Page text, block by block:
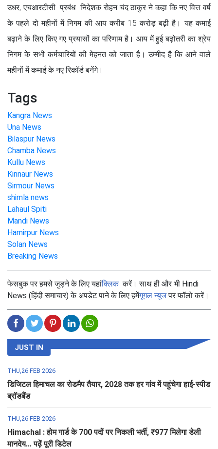
उधर, एचआरटीसी प्रबंध निदेशक रोहन चंद ठाकुर ने कहा कि नए वित्त वर्ष
के पहले दो महीनों में निगम की आय करीब 15 करोड़ बढ़ी है। यह कमाई
बढ़ाने के लिए किए गए प्रयासों का परिणाम है। आय में हुई बढ़ोतरी का श्रेय
निगम के सभी कर्मचारियों की मेहनत को जाता है। उम्मीद है कि आने वाले
महीनों में कमाई के नए रिकॉर्ड बनेंगे।
Tags
Kangra News
Una News
Bilaspur News
Chamba News
Kullu News
Kinnaur News
Sirmour News
shimla news
Lahaul Spiti
Mandi News
Hamirpur News
Solan News
Breaking News
फेसबुक पर हमसे जुड़ने के लिए यहांक्लिककरें। साथ ही और भी Hindi
News (हिंदी समाचार) के अपडेट पाने के लिए हमेंगूगल न्यूजपर फॉलो करें।
JUST IN
THU,26 FEB 2026
डिजिटल हिमाचल का रोडमैप तैयार, 2028 तक हर गांव में पहुंचेगा हाई-स्पीड
ब्रॉडबैंड
THU,26 FEB 2026
Himachal : होम गार्ड के 700 पदों पर निकली भर्ती, ₹977 मिलेगा डेली
मानदेय... पढ़ें पूरी डिटेल